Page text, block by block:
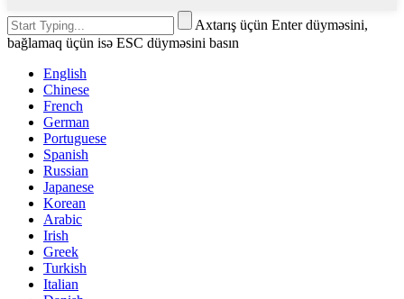
Axtarış üçün Enter düyməsini,
bağlamaq üçün isə ESC düyməsini basın
English
Chinese
French
German
Portuguese
Spanish
Russian
Japanese
Korean
Arabic
Irish
Greek
Turkish
Italian